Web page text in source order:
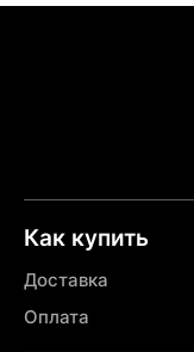
Как купить
Доставка
Оплата